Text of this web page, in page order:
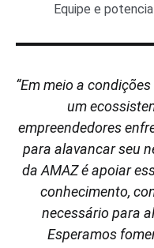
Equipe e
“Em meio a
um
empreendedores
para alavancar seu
da AMAZ é apoiar
conhecimento,
necessário para
Esperamos